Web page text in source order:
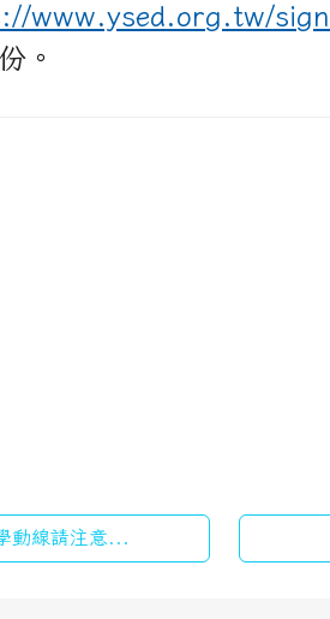
www.ysed.org.tw/
。
動線請注意...